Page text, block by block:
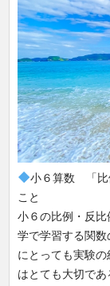
小６算数 「比
こと
小６の比例・反
学で学習する関
にとっても実験
はとても大切であ